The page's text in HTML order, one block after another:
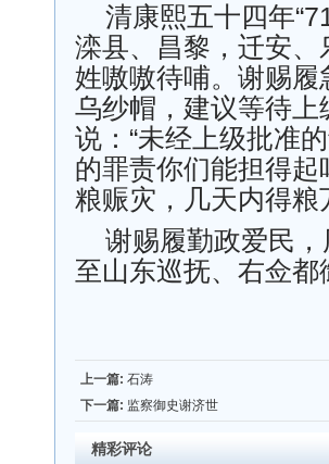
清康熙五十四年
滦县、昌黎，迁安
姓嗷嗷待哺。谢赐
乌纱帽，建议等待
说：“未经上级批准
的罪责你们能担得起
粮赈灾，几天内得
谢赐履勤政爱民
至山东巡抚、右佥都
上一篇: 石涛
下一篇: 监察御史谢济世
精彩评论